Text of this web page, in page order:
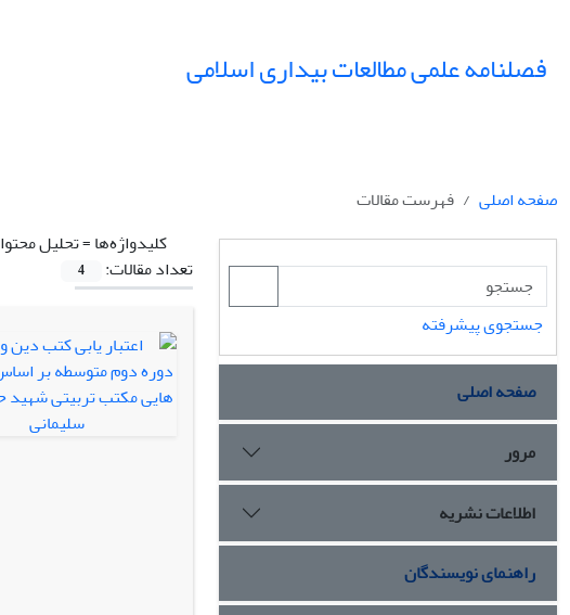
فصلنامه علمی مطالعات بیداری اسلامی
صفحه اصلی
فهرست مقالات
کلیدواژه‌ها =تحلیل محتوا
تعداد مقالات:
4
جستجوی پیشرفته
صفحه اصلی
مرور
اطلاعات نشریه
راهنمای نویسندگان